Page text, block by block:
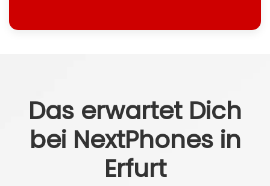
Das erwartet Dich
bei NextPhones in
Erfurt